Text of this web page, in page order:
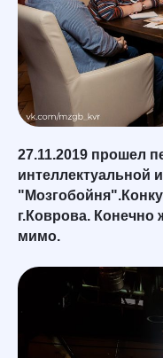
27.11.2019 прошел
интеллектуальной
г.Коврова.
мимо.